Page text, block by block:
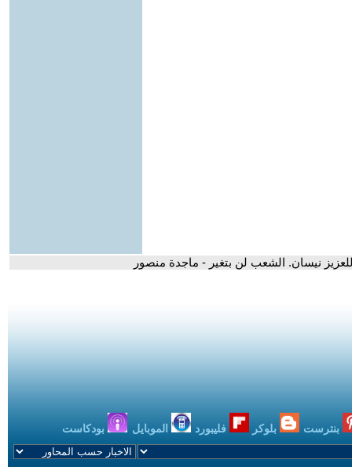
نيسان. الشعب لن بتغير - ماجدة منصور
بنترست بلوكر فليبورد الموبايل بودكاست